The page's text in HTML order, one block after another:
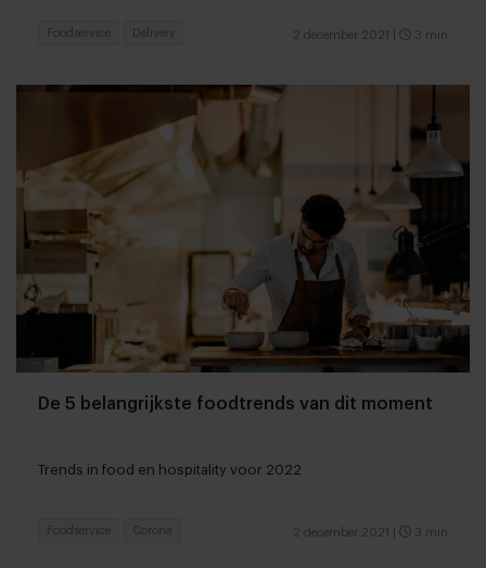
2 december 2021 3 min
Foodservice Delivery
De 5 belangrijkste foodtrends van dit moment
Trends in food en hospitality voor 2022
2 december 2021 3 min
Foodservice Corona